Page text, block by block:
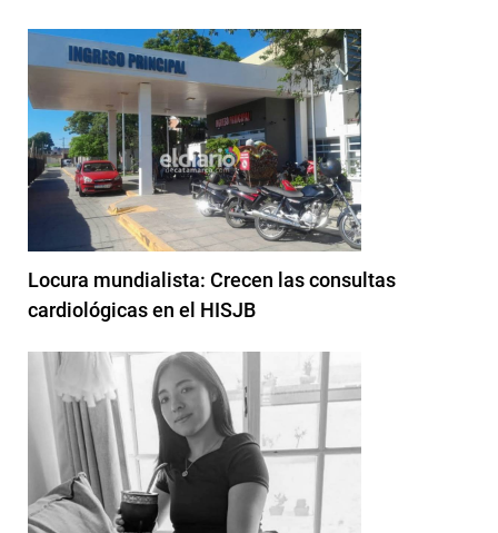
Locura mundialista: Crecen las consultas
cardiológicas en el HISJB